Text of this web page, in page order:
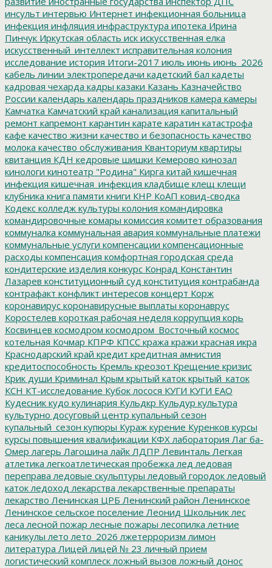
инсульт интервью Интернет инфекционная больница
инфекция инфляция инфраструктура ипотека Ирина
Пинчук Иркутская область иск искусственная елка
искусственный_интеллект исправительная колония
исследование история Итоги-2017 июль июнь июнь_2026
кабель линии электропередачи кадетский бал кадеты
кадровая чехарда кадры казаки Казань Казначейство
России календарь календарь праздников камера камеры
Камчатка Камчатский край канализация капитальный
ремонт капремонт карантин карате каратин катастрофа
кафе качество жизни качество и безопасность качество
молока качество обслуживания Кванториум квартиры
квитанция КДН кедровые шишки Кемерово кинозал
кинологи кинотеатр "Родина" Кирга китай кишечная
инфекция кишечная_инфекция кладбище клещ клещи
клубника книга памяти книги КНР КоАП ковид-сводка
Кодекс колледж культуры колония командировка
командировочные комары комиссия комитет образования
коммуналка коммунальная авария коммунальные платежи
коммунальные услуги компенсации компенсационные
расходы компенсация комфортная городская среда
кондитерские изделия конкурс Конрад Константин
Лазарев конституционный суд конституция контрабанда
контрафакт конфликт интересов концерт Корж
коронавирус коронавирусные выплаты коронаврус
Коростелев короткая рабочая неделя коррупция корь
Косвинцев космодром космодром_Восточный космос
котельная Кочмар КПРФ КПСС кража кражи красная икра
Краснодарский край кредит кредитная амнистия
кредитоспособность Кремль креозот Крещение кризис
Крик души Криминал Крым крытый каток крытый_каток
КСН КТ-исследование Кубок лосося КУГИ КУГИ ЕАО
Кудесник кудо кулинария Кульдкр Кульдур культура
культурно досуговый центр купальный сезон
купальный_сезон купюры Кураж курение Куренков курсы
курсы повышения квалификации КФХ лаборатория Лаг ба-
Омер лагерь Лагошина лайк ЛДПР Левинталь Легкая
атлетика легкоатлетическая пробежка лед ледовая
переправа ледовые скульптуры ледовый городок ледовый
каток ледоход лекарства лекарственные препараты
лекарство Ленинская ЦРБ Ленинский район Ленинское
Ленинское сельское поселение Леонид Школьник лес
леса лесной пожар лесные пожары лесопилка летние
каникулы лето лето_2026 лжетерроризм лимон
литература Лицей лицей № 23 личный прием
логистический комплеск ложный вызов ложный донос